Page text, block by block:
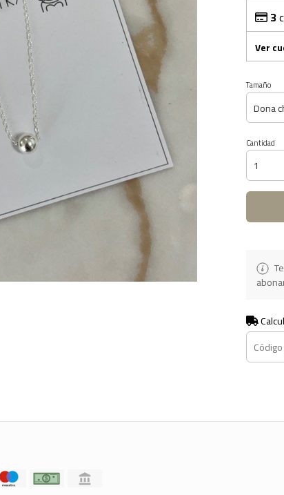
3
Ver
Tamaño
Cantidad